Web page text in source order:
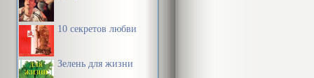
10 секретов любви
Зелень для жизни